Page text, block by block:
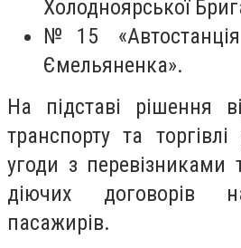
Холодноярської
№15
Ємельяненка».
На підставі рішення
транспорту та
угоди з перевізниками
діючих договорів
пасажирів.